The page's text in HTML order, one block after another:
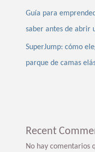
Guía para
saber antes de abrir
SuperJump: cómo
parque de camas
Recent
No hay comentarios